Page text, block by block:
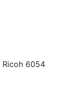
Ricoh 6054